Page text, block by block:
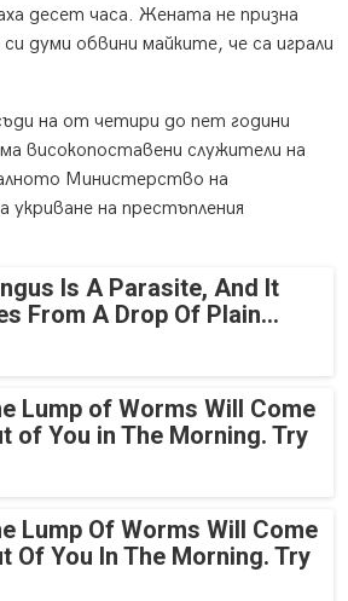
десет часа. Жената не призна
думи обвини майките, че са играли
на от четири до пет години
високопоставени служители на
Министерство на
укриване на престъпления
Is A Parasite, And It
From A Drop Of Plain...
Lump of Worms Will Come
of You in The Morning. Try
Lump Of Worms Will Come
Of You In The Morning. Try